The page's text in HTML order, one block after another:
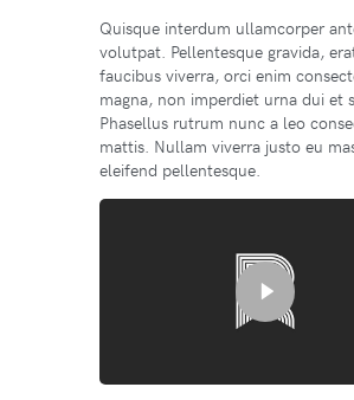
Quisque interdum ullamcorper
volutpat. Pellentesque gravida,
faucibus viverra, orci enim
magna, non imperdiet urna dui et
Phasellus rutrum nunc a leo
mattis. Nullam viverra justo eu
eleifend pellentesque.